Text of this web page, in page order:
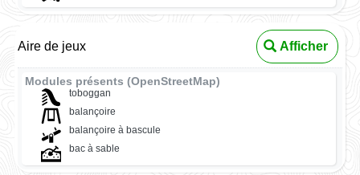
Aire de jeux Afficher
Modules présents (OpenStreetMap)
toboggan
balançoire
balançoire à bascule
bac à sable